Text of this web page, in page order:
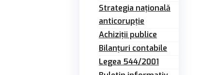
Strategia națională
anticorupție
Achiziții publice
Bilanțuri contabile
Legea 544/2001